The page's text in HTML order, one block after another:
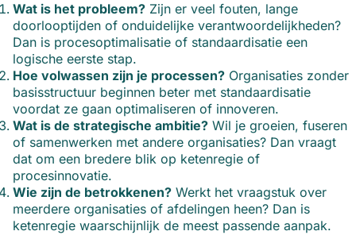
Wat is het probleem? Zijn er veel fouten, lange
doorlooptijden of onduidelijke verantwoordelijkheden?
Dan is procesoptimalisatie of standaardisatie een
logische eerste stap.
Hoe volwassen zijn je processen? Organisaties zonder
basisstructuur beginnen beter met standaardisatie
voordat ze gaan optimaliseren of innoveren.
Wat is de strategische ambitie? Wil je groeien, fuseren
of samenwerken met andere organisaties? Dan vraagt
dat om een bredere blik op ketenregie of
procesinnovatie.
Wie zijn de betrokkenen? Werkt het vraagstuk over
meerdere organisaties of afdelingen heen? Dan is
ketenregie waarschijnlijk de meest passende aanpak.